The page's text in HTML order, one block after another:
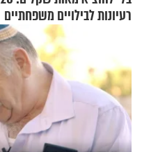
רעיונות לבילויים משפחתיים